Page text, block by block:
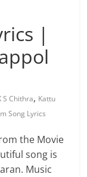
|
S Chithra, Kattu
Song Lyrics
the Movie
song is
Music